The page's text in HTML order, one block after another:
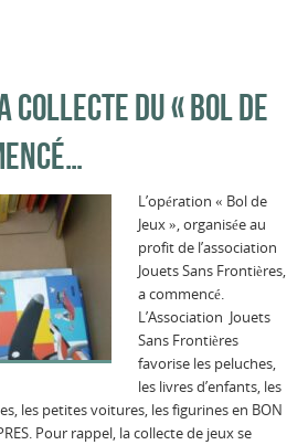
COLLECTE DU « BOL DE
L’opération « Bol de
Jeux », organisée au
profit de l’association
Jouets Sans Frontières,
a commencé.
L’Association Jouets
Sans Frontières
favorise les peluches,
les livres d’enfants, les
les petites voitures, les figurines en BON
Pour rappel, la collecte de jeux se